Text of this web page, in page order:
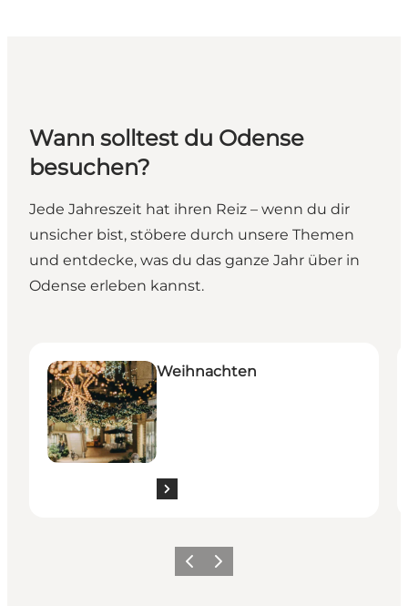
Wann solltest du Odense
besuchen?
Jede Jahreszeit hat ihren Reiz – wenn du dir
unsicher bist, stöbere durch unsere Themen
und entdecke, was du das ganze Jahr über in
Odense erleben kannst.
Weihnachten
ZurückWeiter